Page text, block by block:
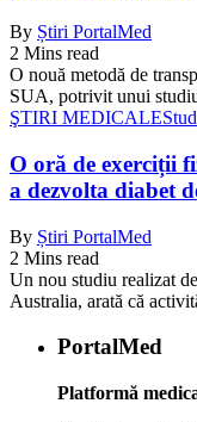
By Știri PortalMed
2 Mins read
O nouă metodă de
SUA, potrivit unui
ŞTIRI MEDICALE
O oră de exerciții
a dezvolta diabet
By Știri PortalMed
2 Mins read
Un nou studiu realizat
Australia, arată că
PortalMed
Platformă